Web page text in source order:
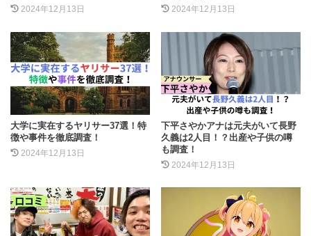
2024年12月13日 2024年12月13日
大学に実在するヤリサー37選！特
徴や事件を徹底調査！
2024年12月13日
下平さやかアナは元夫がいて長野
久義は2人目！？出産や子供の噂
も調査！
2024年12月13日